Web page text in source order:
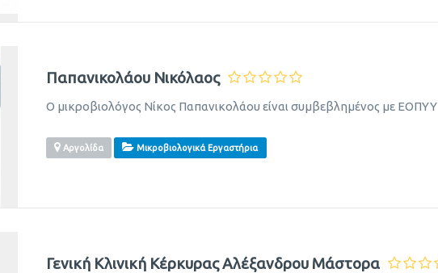
Παπανικολάου Νικόλαος
Ο μικροβιολόγος Νίκος Παπανικολάου είναι συμβεβλημένος με ΕΟΠΥΥ
Αργολίδα Μικροβιολογικά Εργαστήρια
Γενική Κλινική Κέρκυρας Αλέξανδρου Μάστορα